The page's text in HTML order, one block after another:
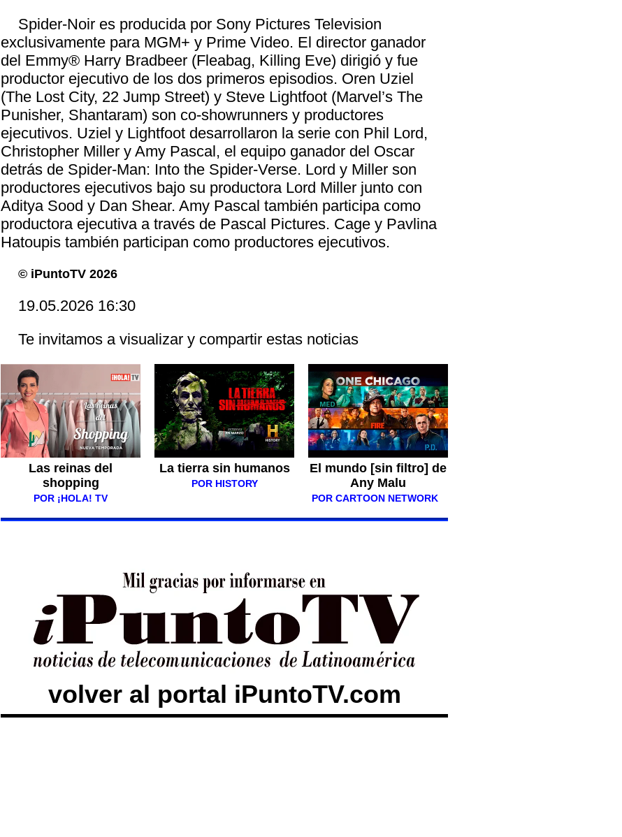
Spider-Noir es producida por Sony Pictures Television
exclusivamente para MGM+ y Prime Video. El director ganador
del Emmy® Harry Bradbeer (Fleabag, Killing Eve) dirigió y fue
productor ejecutivo de los dos primeros episodios. Oren Uziel
(The Lost City, 22 Jump Street) y Steve Lightfoot (Marvel’s The
Punisher, Shantaram) son co-showrunners y productores
ejecutivos. Uziel y Lightfoot desarrollaron la serie con Phil Lord,
Christopher Miller y Amy Pascal, el equipo ganador del Oscar
detrás de Spider-Man: Into the Spider-Verse. Lord y Miller son
productores ejecutivos bajo su productora Lord Miller junto con
Aditya Sood y Dan Shear. Amy Pascal también participa como
productora ejecutiva a través de Pascal Pictures. Cage y Pavlina
Hatoupis también participan como productores ejecutivos.
© iPuntoTV 2026
19.05.2026 16:30
Te invitamos a visualizar y compartir estas noticias
Las reinas del
shopping
POR ¡HOLA! TV
La tierra sin humanos
POR HISTORY
El mundo [sin filtro] de
Any Malu
POR CARTOON NETWORK
volver al portal iPuntoTV.com